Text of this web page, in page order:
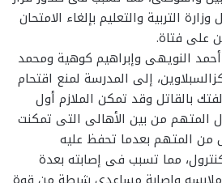
التربية والتعليم بإلغاء الامتحان
على فتاة.
النويهى وإبراهيم كوهية ومحمد
إلى المدرسة لمنع اقتحام
بالقاتل وقد تمكن الملازم أول
المتهم من بين الأهالى التى تمكنت
من المتهم بعدما تحفظ عليه
مما تسبب فى إصابته بعدة